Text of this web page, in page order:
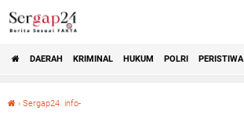
DAERAH KRIMINAL HUKUM POLRI PERISTIWA
› Sergap24. info-